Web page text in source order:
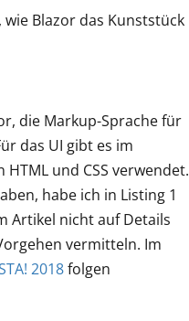
Blazor das Kunststück
die Markup-Sprache für
das UI gibt es im
und CSS verwendet.
habe ich in Listing 1
Artikel nicht auf Details
vermitteln. Im
2018folgen